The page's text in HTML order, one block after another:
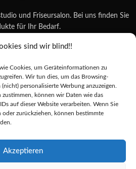
sind wir blind!!
Cookies, um Geräteinformationen zu
Wir tun dies, um das Browsing-
personalisierte Werbung anzuzeigen.
zustimmen, können wir Daten wie das
auf dieser Website verarbeiten. Wenn Sie
zurückziehen, können bestimmte
Akzeptieren
und Friseursalon. Bei uns finden Sie
für Ihr Bedarf.
Wiesbaden
Studio Ausstattung
2025.
der gesetzlichen MwSt.
entsprechen dem bisherigen Preis in diesem
Online-Shop.